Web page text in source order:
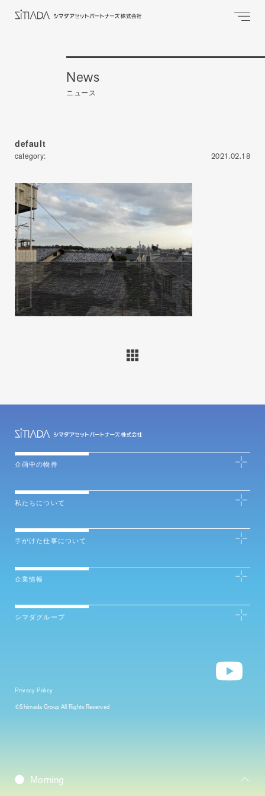
News
ニュース
default
category: 2021.02.18
Daybreak
Morning
企画中の物件
私たちについて
手がけた仕事について
企業情報
シマダグループ
Privacy Policy
©Shimada Group All Rights Reserved